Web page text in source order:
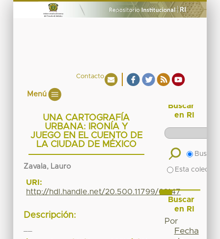
Contacto
Menú
UNA CARTOGRAFÍA
URBANA: IRONÍA Y
JUEGO EN EL CUENTO DE
LA CIUDAD DE MÉXICO
Zavala, Lauro
URI:
http://hdl.handle.net/20.500.11799/62147
Descripción:
Buscar
en RI
Buscar
Esta
Buscar
en RI
Por
Fecha